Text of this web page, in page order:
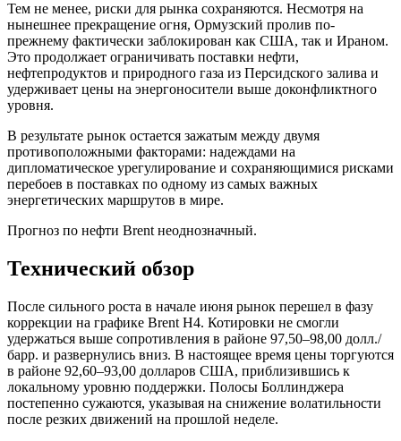
Тем не менее, риски для рынка сохраняются. Несмотря на
нынешнее прекращение огня, Ормузский пролив по-
прежнему фактически заблокирован как США, так и Ираном.
Это продолжает ограничивать поставки нефти,
нефтепродуктов и природного газа из Персидского залива и
удерживает цены на энергоносители выше доконфликтного
уровня.
В результате рынок остается зажатым между двумя
противоположными факторами: надеждами на
дипломатическое урегулирование и сохраняющимися рисками
перебоев в поставках по одному из самых важных
энергетических маршрутов в мире.
Прогноз по нефти Brent неоднозначный.
Технический обзор
После сильного роста в начале июня рынок перешел в фазу
коррекции на графике Brent H4. Котировки не смогли
удержаться выше сопротивления в районе 97,50–98,00 долл./
барр. и развернулись вниз. В настоящее время цены торгуются
в районе 92,60–93,00 долларов США, приблизившись к
локальному уровню поддержки. Полосы Боллинджера
постепенно сужаются, указывая на снижение волатильности
после резких движений на прошлой неделе.